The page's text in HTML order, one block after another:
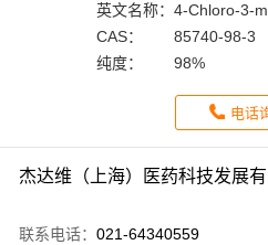
英文名称： 4-Chloro-3-
CAS：
85740-98-3
纯度：
98%
电话
杰达维（上海）医药科技发展
联系电话： 021-64340559